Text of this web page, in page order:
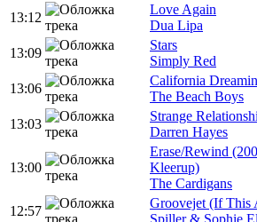
13:12
Love Again
Dua Lipa
13:09
Stars
Simply Red
13:06
California
The Beach Boys
13:03
Strange
Darren Hayes
13:00
Erase/Rewind
Kleerup)
The Cardigans
12:57
Groovejet (If This
Spiller & Sophie